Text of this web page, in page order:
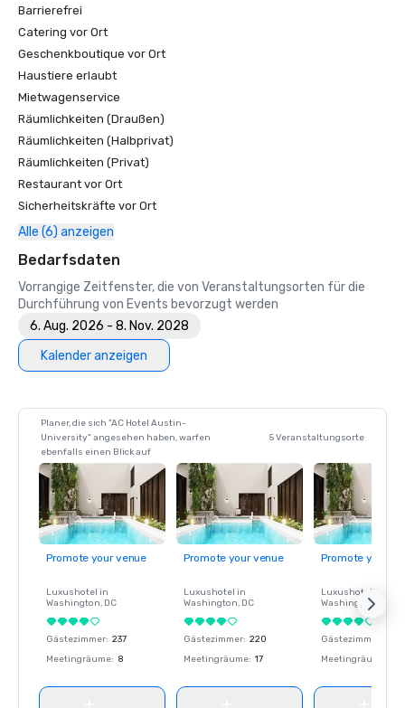
Barrierefrei
Catering vor Ort
Geschenkboutique vor Ort
Haustiere erlaubt
Mietwagenservice
Räumlichkeiten (Draußen)
Räumlichkeiten (Halbprivat)
Räumlichkeiten (Privat)
Restaurant vor Ort
Sicherheitskräfte vor Ort
Alle (6) anzeigen
Bedarfsdaten
Vorrangige Zeitfenster, die von Veranstaltungsorten für die
Durchführung von Events bevorzugt werden
6. Aug. 2026 - 8. Nov. 2028
Kalender anzeigen
Planer, die sich "AC Hotel Austin-
University" angesehen haben, warfen
ebenfalls einen Blick auf
5 Veranstaltungsorte
Promote your venue
Luxushotel in
Washington, DC
Gästezimmer: 237
Meetingräume: 8
Promote your venue
Luxushotel in
Washington, DC
Gästezimmer: 220
Meetingräume: 17
Promote your
Luxushotel in
Washington
Gästezimmer
Meetingräume